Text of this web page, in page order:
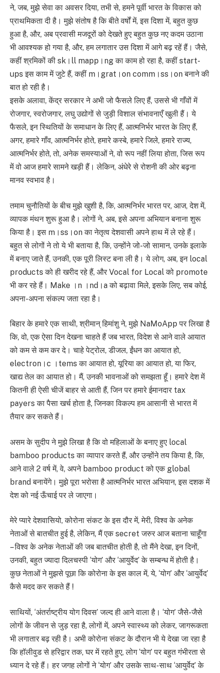
ने, जब, मुझे सेवा का अवसर दिया, तभी से, हमने पूर्वी भारत के विकास को
प्राथमिकता दी है। मुझे संतोष है कि बीते वर्षों में, इस दिशा में, बहुत कुछ
हुआ है, और, अब प्रवासी मजदूरों को देखते हुए बहुत कुछ नए कदम उठाना
भी आवश्यक हो गया है, और, हम लगातार उस दिशा में आगे बढ़ रहें हैं। जैसे,
कहीं श्रमिकों की sk।ll mapp।ng का काम हो रहा है, कहीं start-
ups इस काम में जुटे हैं, कहीं m।grat।on comm।ss।on बनाने की
बात हो रही है।
इसके अलावा, केंद्र सरकार ने अभी जो फैसले लिए हैं, उससे भी गाँवों में
रोजगार, स्वरोजगार, लघु उद्योगों से जुड़ी विशाल संभावनाएँ खुली हैं। ये
फैसले, इन स्थितियों के समाधान के लिए हैं, आत्मनिर्भर भारत के लिए हैं,
अगर, हमारे गाँव, आत्मनिर्भर होते, हमारे कस्बे, हमारे जिले, हमारे राज्य,
आत्मनिर्भर होते, तो, अनेक समस्याओं ने, वो रूप नहीं लिया होता, जिस रूप
में वो आज हमारे सामने खड़ी हैं। लेकिन, अंधेरे से रोशनी की ओर बढ़ना
मानव स्वभाव है।
तमाम चुनौतियों के बीच मुझे खुशी है, कि, आत्मनिर्भर भारत पर, आज, देश में,
व्यापक मंथन शुरू हुआ है। लोगों ने, अब, इसे अपना अभियान बनाना शुरू
किया है। इस m।ss।on का नेतृत्व देशवासी अपने हाथ में ले रहे हैं।
बहुत से लोगों ने तो ये भी बताया है, कि, उन्होंने जो-जो सामान, उनके इलाके
में बनाए जाते हैं, उनकी, एक पूरी लिस्ट बना ली है। ये लोग, अब, इन local
products को ही खरीद रहे हैं, और Vocal for Local को promote
भी कर रहे हैं। Make ।n ।nd।a को बढ़ावा मिले, इसके लिए, सब कोई,
अपना-अपना संकल्प जता रहा है।
बिहार के हमारे एक साथी, श्रीमान् हिमांशु ने, मुझे NaMoApp पर लिखा है
कि, वो, एक ऐसा दिन देखना चाहते हैं जब भारत, विदेश से आने वाले आयात
को कम से कम कर दे। चाहे पेट्रोल, डीजल, ईंधन का आयात हो,
electron।c ।tems का आयात हो, यूरिया का आयात हो, या फिर,
खाद्य तेल का आयात हो। मैं, उनकी भावनाओं को समझता हूँ। हमारे देश में
कितनी ही ऐसी चीजें बाहर से आती हैं, जिन पर हमारे ईमानदार tax
payers का पैसा खर्च होता है, जिनका विकल्प हम आसानी से भारत में
तैयार कर सकते हैं।
असम के सुदीप ने मुझे लिखा है कि वो महिलाओं के बनाए हुए local
bamboo products का व्यापार करते हैं, और उन्होंने तय किया है, कि,
आने वाले 2 वर्ष में, वे, अपने bamboo product को एक global
brand बनायेंगे। मुझे पूरा भरोसा है आत्मनिर्भर भारत अभियान, इस दशक में
देश को नई ऊँचाई पर ले जाएगा।
मेरे प्यारे देशवासियो, कोरोना संकट के इस दौर में, मेरी, विश्व के अनेक
नेताओं से बातचीत हुई है, लेकिन, मैं एक secret जरुर आज बताना चाहूँगा
– विश्व के अनेक नेताओं की जब बातचीत होती है, तो मैंने देखा, इन दिनों,
उनकी, बहुत ज्यादा दिलचस्पी ‘योग’ और ‘आयुर्वेद’ के सम्बन्ध में होती है।
कुछ नेताओं ने मुझसे पूछा कि कोरोना के इस काल में, ये, ‘योग’ और ‘आयुर्वेद’
कैसे मदद कर सकते हैं !
साथियों, ‘अंतर्राष्ट्रीय योग दिवस’ जल्द ही आने वाला है। ‘योग’ जैसे-जैसे
लोगों के जीवन से जुड़ रहा है, लोगों में, अपने स्वास्थ्य को लेकर, जागरूकता
भी लगातार बढ़ रही है। अभी कोरोना संकट के दौरान भी ये देखा जा रहा है
कि हॉलीवुड से हरिद्वार तक, घर में रहते हुए, लोग ‘योग’ पर बहुत गंभीरता से
ध्यान दे रहे हैं। हर जगह लोगों ने ‘योग’ और उसके साथ-साथ ‘आयुर्वेद’ के